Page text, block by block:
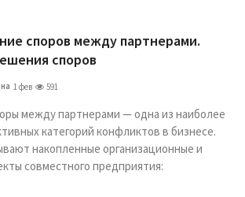
споров между партнерами.
споров
1 фев 591
между партнерами — одна из наиболее
категорий конфликтов в бизнесе.
накопленные организационные и
совместного предприятия: